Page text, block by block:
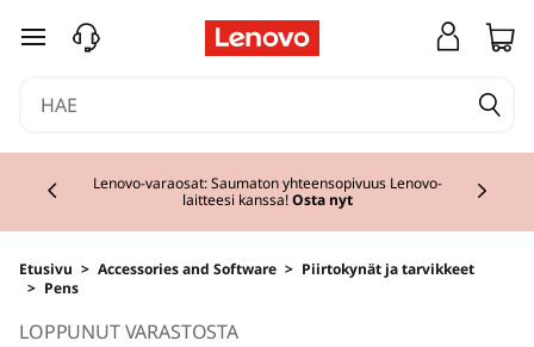
siirry pääsisältöön
Lenovo-varaosat: Saumaton yhteensopivuus Lenovo-
laitteesi kanssa!Osta nyt
Etusivu > Accessories and Software > Piirtokynät ja tarvikkeet
> Pens
LOPPUNUT VARASTOSTA